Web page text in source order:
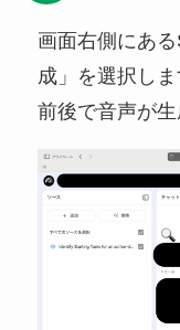
画面右側にあ
成」を選択し
前後で音声が生